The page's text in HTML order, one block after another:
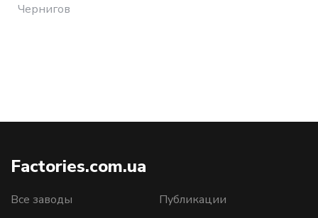
Чернигов
Factories.com.ua
Все заводы
Публикации